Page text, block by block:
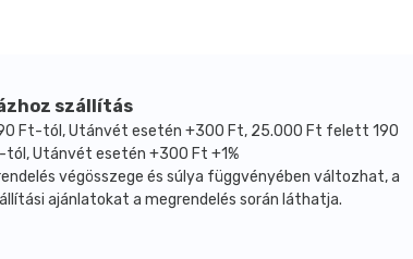
szállítás
Ft-tól, Utánvét esetén +300 Ft, 25.000 Ft felett 190
tól, Utánvét esetén +300 Ft +1%
végösszege és súlya függvényében változhat, a
ajánlatokat a megrendelés során láthatja.